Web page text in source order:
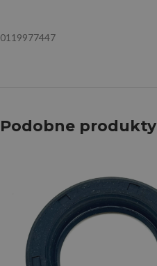
0119977447
Podobne produkty